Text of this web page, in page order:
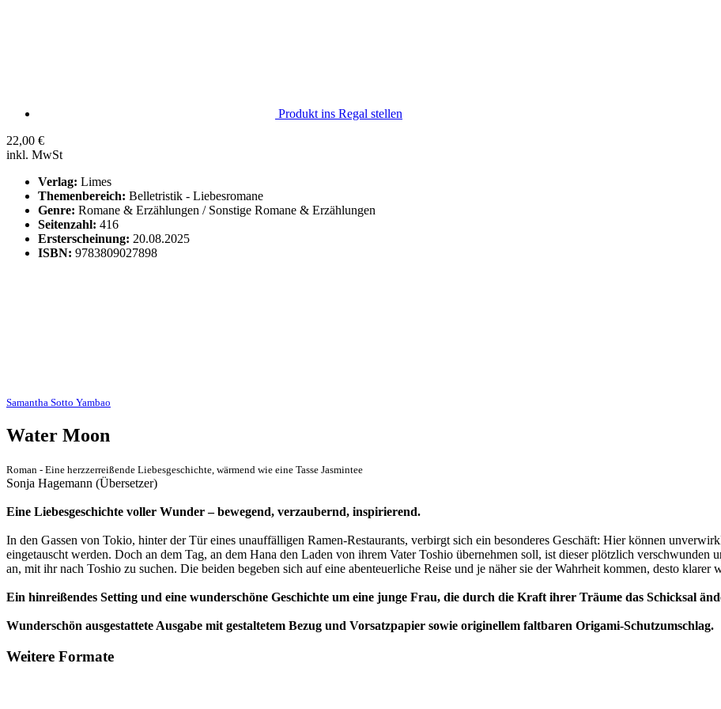
Produkt ins Regal stellen
22,00 €
inkl. MwSt
Verlag: Limes
Themenbereich: Belletristik - Liebesromane
Genre: Romane & Erzählungen / Sonstige Romane & Erzählungen
Seitenzahl: 416
Ersterscheinung: 20.08.2025
ISBN: 9783809027898
Samantha Sotto Yambao
Water Moon
Roman - Eine herzzerreißende Liebesgeschichte, wärmend wie eine Tasse Jasmintee
Sonja Hagemann (Übersetzer)
Eine Liebesgeschichte voller Wunder – bewegend, verzaubernd, inspirierend.
In den Gassen von Tokio, hinter der Tür eines unauffälligen Ramen-Restaurants, verbirgt sich ein besonderes Geschäft: Hier können
eingetauscht werden. Doch an dem Tag, an dem Hana den Laden von ihrem Vater Toshio übernehmen soll, ist dieser plötzlich verschwunden
an, mit ihr nach Toshio zu suchen. Die beiden begeben sich auf eine abenteuerliche Reise und je näher sie der Wahrheit kommen, desto
Ein hinreißendes Setting und eine wunderschöne Geschichte um eine junge Frau, die durch die Kraft ihrer Träume das Schicksal
Wunderschön ausgestattete Ausgabe mit gestaltetem Bezug und Vorsatzpapier sowie originellem faltbaren Origami-Schutzumschlag.
Weitere Formate